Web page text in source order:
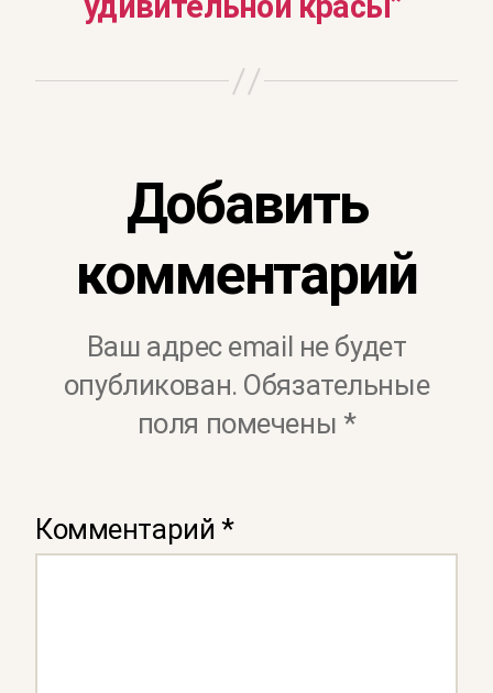
Добавить
комментарий
Ваш адрес email не будет
опубликован. Обязательные
поля помечены *
Комментарий *